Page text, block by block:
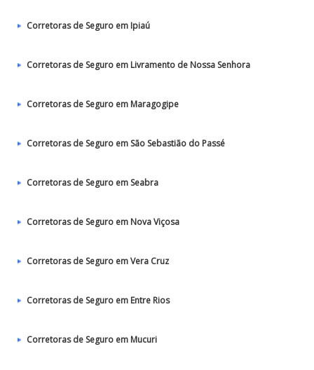
Corretoras de Seguro em Ipiaú
Corretoras de Seguro em Livramento de Nossa Senhora
Corretoras de Seguro em Maragogipe
Corretoras de Seguro em São Sebastião do Passé
Corretoras de Seguro em Seabra
Corretoras de Seguro em Nova Viçosa
Corretoras de Seguro em Vera Cruz
Corretoras de Seguro em Entre Rios
Corretoras de Seguro em Mucuri